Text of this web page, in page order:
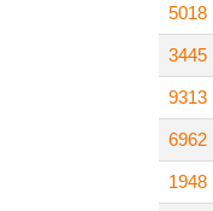
5018
3445
9313
6962
1948